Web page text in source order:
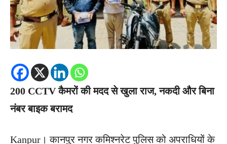
200 CCTV कैमरों की मदद से खुला राज, नकदी और बिना
नंबर बाइक बरामद
Kanpur। कानपुर नगर कमिश्नरेट पुलिस को अपराधियों के